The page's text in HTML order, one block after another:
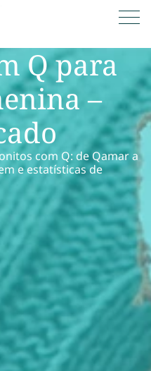
Q para
–
com Q: de Qamar a
e estatísticas de